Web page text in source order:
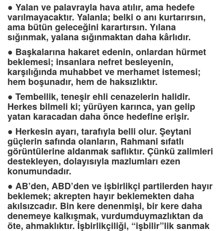
● Yalan ve palavrayla hava atılır, ama hedefe
varılmayacaktır. Yalanla; belki o anı kurtarırsın,
ama bütün geleceğini karartırsın. Yılana
sığınmak, yalana sığınmaktan daha kârlıdır.
● Başkalarına hakaret edenin, onlardan hürmet
beklemesi; insanlara nefret besleyenin,
karşılığında muhabbet ve merhamet istemesi;
hem boşunadır, hem de haksızlıktır.
● Tembellik, teneşir ehli cenazelerin halidir.
Herkes bilmeli ki; yürüyen karınca, yan gelip
yatan karacadan daha önce hedefine erişir.
● Herkesin ayarı, tarafıyla belli olur. Şeytani
güçlerin safında olanların, Rahmani sıfatlı
görüntülerine aldanmak saflıktır. Çünkü zalimleri
destekleyen, dolayısıyla mazlumları ezen
konumundadır.
● AB’den, ABD’den ve işbirlikçi partilerden hayır
beklemek; akrepten hayır beklemekten daha
akılsızcadır. Bin kere denenmişi, bir kere daha
denemeye kalkışmak, vurdumduymazlıktan da
öte, ahmaklıktır. İşbirlikçiliği, “işbilir”lik sanmak